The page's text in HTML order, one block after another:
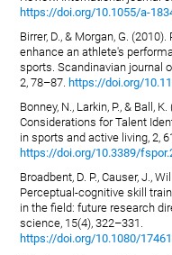
https://doi.org/10.1055/a-
Birrer, D., & Morgan, G.
enhance an athlete's
sports. Scandinavian journal
2, 78–87. https://doi.org/
Bonney, N., Larkin, P., & Ball,
Considerations for Talent
in sports and active living, 2,
https://doi.org/10.3389/
Broadbent, D. P., Causer, J.,
Perceptual-cognitive skill
in the field: future research
science, 15(4), 322–331.
https://doi.org/10.1080/